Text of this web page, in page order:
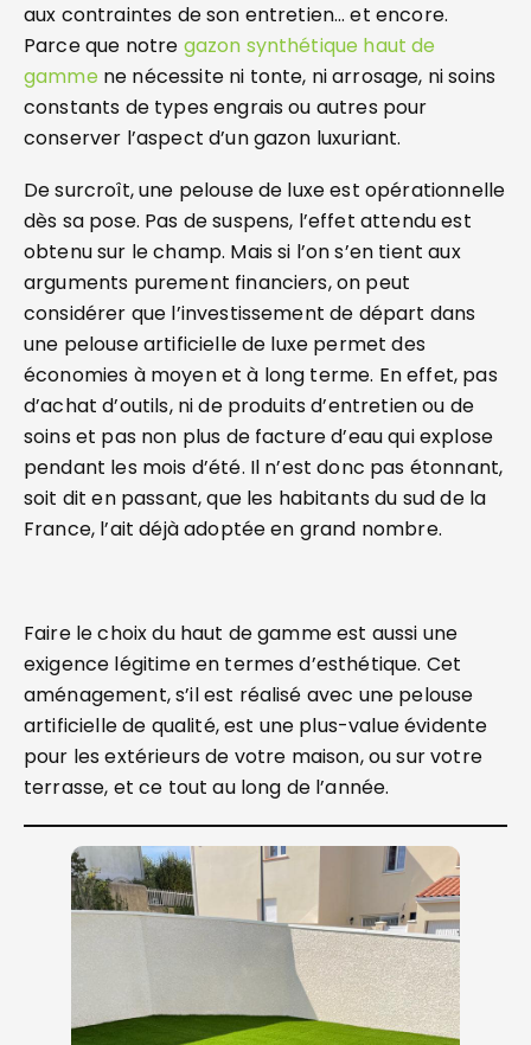
aux contraintes de son entretien… et encore.
Parce que notre gazon synthétique haut de
gamme ne nécessite ni tonte, ni arrosage, ni soins
constants de types engrais ou autres pour
conserver l’aspect d’un gazon luxuriant.
De surcroît, une pelouse de luxe est opérationnelle
dès sa pose. Pas de suspens, l’effet attendu est
obtenu sur le champ. Mais si l’on s’en tient aux
arguments purement financiers, on peut
considérer que l’investissement de départ dans
une pelouse artificielle de luxe permet des
économies à moyen et à long terme. En effet, pas
d’achat d’outils, ni de produits d’entretien ou de
soins et pas non plus de facture d’eau qui explose
pendant les mois d’été. Il n’est donc pas étonnant,
soit dit en passant, que les habitants du sud de la
France, l’ait déjà adoptée en grand nombre.
Faire le choix du haut de gamme est aussi une
exigence légitime en termes d’esthétique. Cet
aménagement, s’il est réalisé avec une pelouse
artificielle de qualité, est une plus-value évidente
pour les extérieurs de votre maison, ou sur votre
terrasse, et ce tout au long de l’année.